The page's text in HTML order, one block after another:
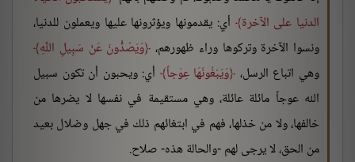
الدنيا على الآخرة أي: يقدمونها ويؤثرونها عليها ويعملون للدنيا،
ونسوا الآخرة وتركوها وراء ظهورهم، وَيَصُدُّونَ عَنْ سَبِيلِ اللَّهِ
وهي اتباع الرسل، وَيَبْغُونَهَا عِوَجاً أي: ويحبون أن تكون سبيل
الله عوجاً مائلة عائلة، وهي مستقيمة في نفسها لا يضرها من
خالفها، ولا من خذلها، فهم في ابتغائهم ذلك في جهل وضلال بعيد
من الحق، لا يرجى لهم -والحالة هذه- صلاح.